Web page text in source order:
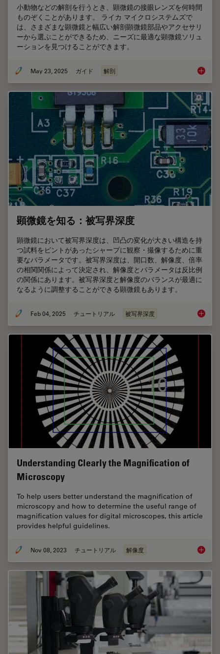
小動物などの解剖を行うとき、顕微鏡の接眼レンズを何時間
ものぞくことがあります。 ライカ マイクロシステムズで
は、さまざまな顕微鏡と幅広い解剖顕微鏡部品やアクセサリ
ーから選ぶことができるため、ニーズに最適な顕微鏡ソリュ
ーションを見つけることができます。
May 23, 2025 ガイド 解剖 レーザ
顕微鏡を知る：被写界深度
顕微鏡において被写界深度は、凹凸の変化が⼤きい構造を持
つ試料をピントがあったシャープに観察・撮像するために重
要なパラメータです。被写界深度は、開⼝数、解像度、倍率
の相関関係によって決定され、解像度とパラメータは反⽐例
の関係にあります。被写界深度と解像度のバランスが最適に
なるように調整することができる顕微鏡もあります。
Feb 04, 2025 チュートリアル 被写界深度 顕微鏡
Understanding Clearly the Magnification of
Microscopy
To help users better understand the magnification of
microscopy and how to determine the useful range of
magnification values for digital microscopes, this article
provides helpful guidelines.
Nov 08, 2023 チュートリアル 解像度